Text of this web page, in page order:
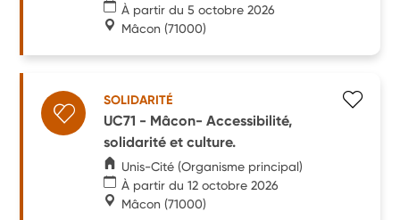
À partir du 5 octobre 2026
Mâcon (71000)
SOLIDARITÉ
UC71 - Mâcon- Accessibilité,
solidarité et culture.
Unis-Cité (Organisme principal)
À partir du 12 octobre 2026
Mâcon (71000)